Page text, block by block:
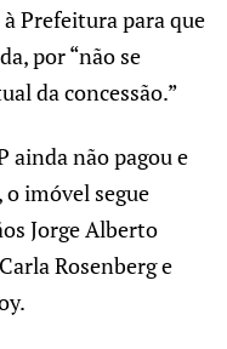
Prefeitura para que
por “não se
da concessão.”
ainda não pagou e
imóvel segue
Jorge Alberto
Rosenberg e